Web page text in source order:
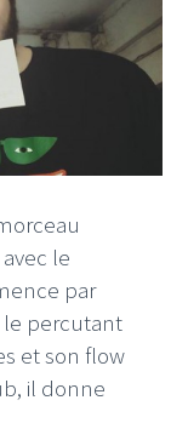
le
par
le percutant
et son flow
il donne